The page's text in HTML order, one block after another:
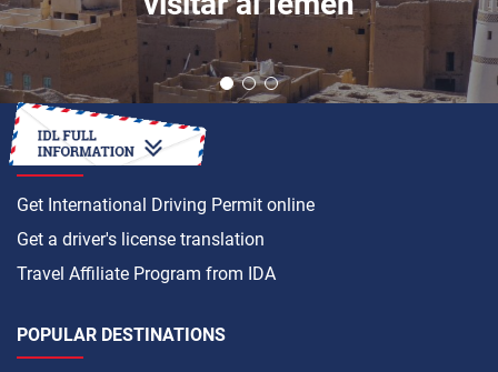
HOW TO
Get International Driving Permit online
Get a driver's license translation
Travel Affiliate Program from IDA
POPULAR DESTINATIONS